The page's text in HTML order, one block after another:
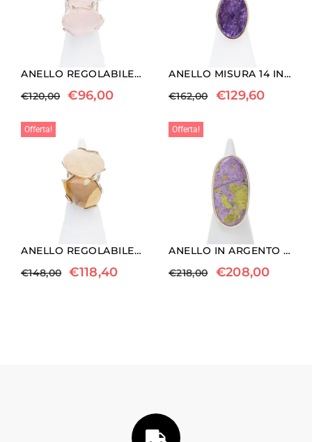
ANELLO REGOLABILE IN ARGENTO A DUE PIETRE CON MORGANITE
€120,00 €96,00
ANELLO MISURA 14 IN ARGENTO CON CIAROITE
€162,00 €129,60
Offerta!
ANELLO REGOLABILE IN ARGENTO A DUE PIETRE CON MORGANITE E DIASPRO
€148,00 €118,40
Offerta!
ANELLO IN ARGENTO CON ATLANTISITE
€218,00 €208,00